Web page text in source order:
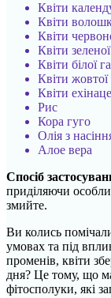
Квіти
Квіти
Квіти
Квіти
Квіти білої
Квіти
Квіти
Рис
Кора гуго
Олія з
Алое вера
Спосіб
приділяючи
змийте.
Ви колись
умовах та під
променів, квіти
дня? Це тому, що
фітосполуки, які